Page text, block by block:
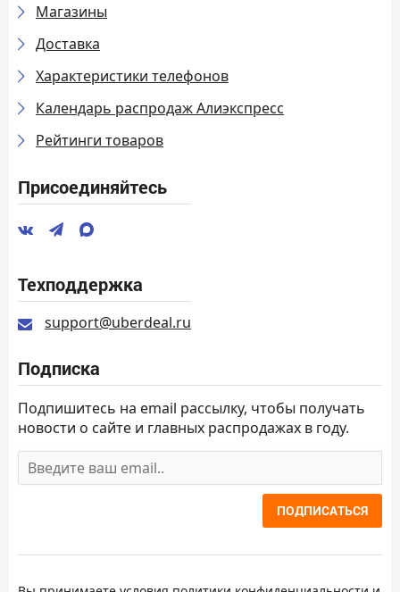
Магазины
Доставка
Характеристики телефонов
Календарь распродаж Алиэкспресс
Рейтинги товаров
Присоединяйтесь
Техподдержка
support@uberdeal.ru
Подписка
Подпишитесь на email рассылку, чтобы получать
новости о сайте и главных распродажах в году.
ПОДПИСАТЬСЯ